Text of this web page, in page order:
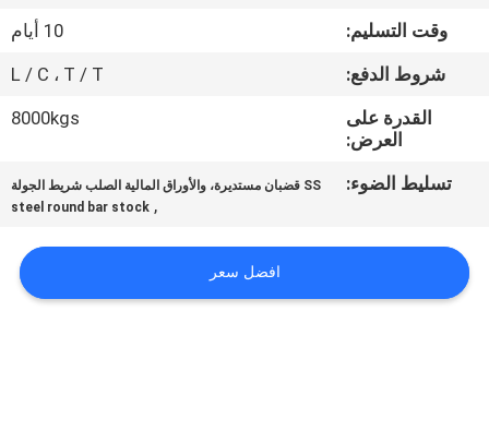
اتصل
COMPANY
وقت التسليم:
10 أيام
شروط الدفع:
L / C ، T / T
القدرة على
العرض:
8000kgs
تسليط الضوء: SS قضبان مستديرة، والأوراق المالية الصلب شريط الجولة
,
steel round bar stock
افضل سعر